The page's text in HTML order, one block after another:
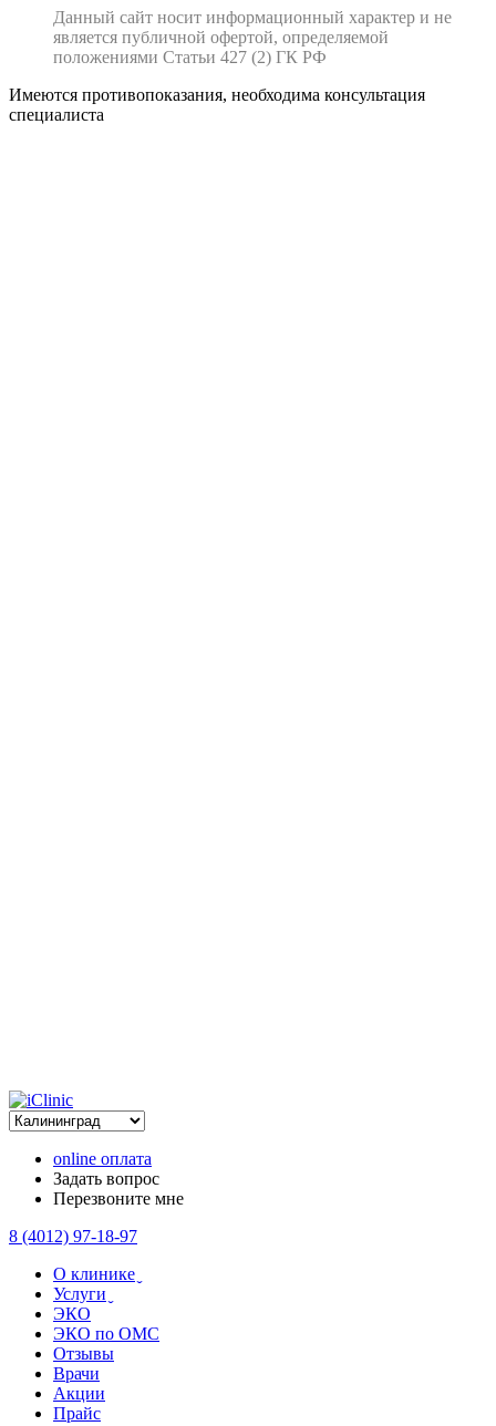
Данный сайт носит информационный характер и не
является публичной офертой, определяемой
положениями Статьи 427 (2) ГК РФ
Имеются противопоказания, необходима консультация
специалиста
online оплата
Задать вопрос
Перезвоните мне
8 (4012) 97-18-97
О клинике ̬
Услуги ̬
ЭКО
ЭКО по ОМС
Отзывы
Врачи
Акции
Прайс